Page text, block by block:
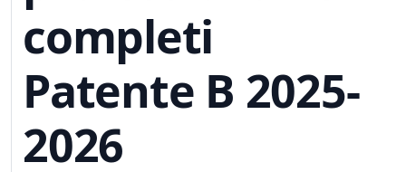
completi
Patente B 2025-
2026